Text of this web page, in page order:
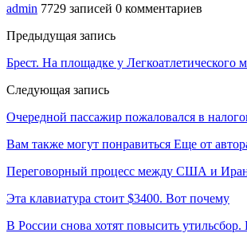
admin 7729 записей 0 комментариев
Предыдущая запись
Брест. На площадке у
Следующая запись
Очередной пассажир пожаловался в
Вам также могут понравиться Еще от
Переговорный процесс между США и
Эта клавиатура стоит $3400. Вот почему
В России снова хотят повысить утильсбор.